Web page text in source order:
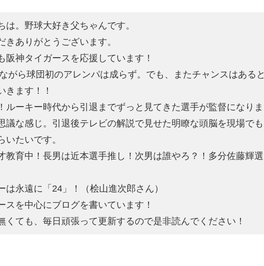
は。野球大好き父ちゃんです。
きありがとうございます。
阪神タイガースを応援しています！
がら球団初のアレンパは成らず。でも、またチャンスはあると
きます！！
ルーキー時代から引退までずっと見てきた選手が監督になりま
議な感じ。引退後テレビの解説で見せた明瞭な頭脳を現場でも
いたいです。
教育中！長男は近本選手推し！次男は誰やろ？！多分佐藤輝選
は永遠に「24」！（桧山進次郎さん）
スを中心にブログを書いています！
くても、毎日頑張って更新するので是非読んでください！